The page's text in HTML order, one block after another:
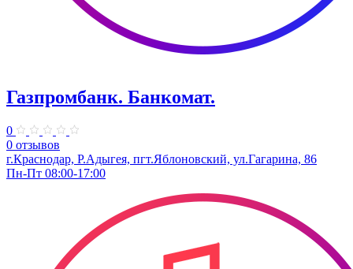
Газпромбанк. Банкомат.
0
0 отзывов
г.Краснодар, Р.Адыгея, пгт.Яблоновский, ул.Гагарина, 86
Пн-Пт 08:00-17:00